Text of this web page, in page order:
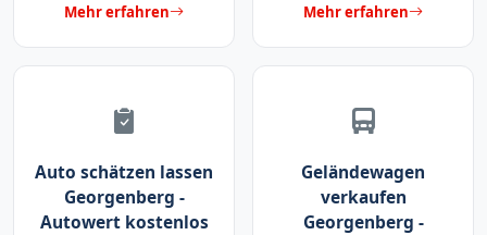
Mehr erfahren
Mehr erfahren
Auto schätzen lassen
Georgenberg -
Autowert kostenlos
Geländewagen
verkaufen
Georgenberg -